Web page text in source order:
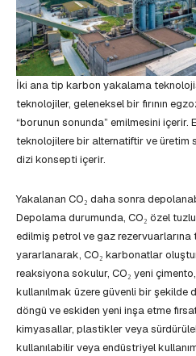
İki ana tip karbon yakalama
teknolojiler, geleneksel bir fırının
“borunun sonunda” emilmesini içerir.
teknolojilere bir alternatiftir ve üretim
dizi konsepti içerir.
Yakalanan CO₂ daha sonra
Depolama durumunda, CO₂ özel
edilmiş petrol ve gaz rezervuarlarına
yararlanarak, CO₂ karbonatlar
reaksiyona sokulur, CO₂ yeni
kullanılmak üzere güvenli bir şekilde
döngü ve eskiden yeni inşa etme
kimyasallar, plastikler veya
kullanılabilir veya endüstriyel